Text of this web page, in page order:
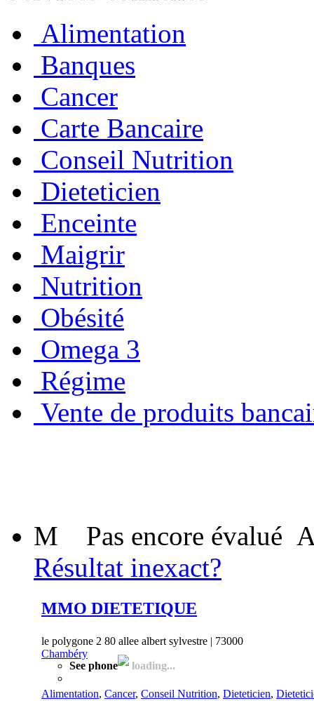
Alimentation
Banques
Cancer
Carte Bancaire
Conseil Nutrition
Dieteticien
Enceinte
Maigrir
Nutrition
Obésité
Omega 3
Régime
Vente de produits
M Pas encore évalué
Résultat inexact?
MMO DIETETIQUE
le polygone 2 80 allee albert sylvestre | 73000
Chambéry
See phone
loading...
Alimentation, Cancer, Conseil Nutrition, Dieteticien,